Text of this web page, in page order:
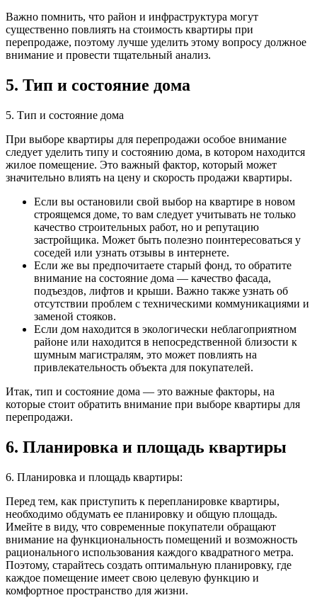
Важно помнить, что район и инфраструктура могут
существенно повлиять на стоимость квартиры при
перепродаже, поэтому лучше уделить этому вопросу должное
внимание и провести тщательный анализ.
5. Тип и состояние дома
5. Тип и состояние дома
При выборе квартиры для перепродажи особое внимание
следует уделить типу и состоянию дома, в котором находится
жилое помещение. Это важный фактор, который может
значительно влиять на цену и скорость продажи квартиры.
Если вы остановили свой выбор на квартире в новом
строящемся доме, то вам следует учитывать не только
качество строительных работ, но и репутацию
застройщика. Может быть полезно поинтересоваться у
соседей или узнать отзывы в интернете.
Если же вы предпочитаете старый фонд, то обратите
внимание на состояние дома — качество фасада,
подъездов, лифтов и крыши. Важно также узнать об
отсутствии проблем с техническими коммуникациями и
заменой стояков.
Если дом находится в экологически неблагоприятном
районе или находится в непосредственной близости к
шумным магистралям, это может повлиять на
привлекательность объекта для покупателей.
Итак, тип и состояние дома — это важные факторы, на
которые стоит обратить внимание при выборе квартиры для
перепродажи.
6. Планировка и площадь квартиры
6. Планировка и площадь квартиры:
Перед тем, как приступить к перепланировке квартиры,
необходимо обдумать ее планировку и общую площадь.
Имейте в виду, что современные покупатели обращают
внимание на функциональность помещений и возможность
рационального использования каждого квадратного метра.
Поэтому, старайтесь создать оптимальную планировку, где
каждое помещение имеет свою целевую функцию и
комфортное пространство для жизни.